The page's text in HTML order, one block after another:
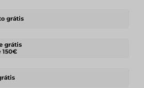
grátis
grátis
150€